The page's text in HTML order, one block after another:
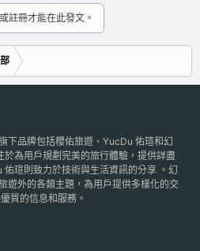
註冊才能在此發文。
下品牌包括櫻佑旅遊、YucDu 佑瑄和幻
為用戶規劃完美的旅行體驗，提供詳盡
瑄則致力於技術與生活資訊的分享 。幻
遊外的各類主題，為用戶提供多樣化的交
質的信息和服務。